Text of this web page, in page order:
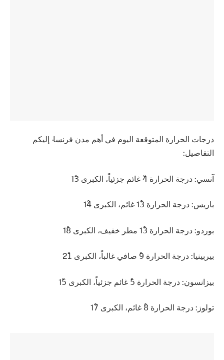
درجات الحرارة المتوقعة اليوم في أهم مدن فرنسا- إليكم
التفاصيل:
آنسي: درجة الحرارة 4ْ غائم جزئياً، الكبرى 13ْ
باريس: درجة الحرارة 13ْ غائم، الكبرى 14ْ
بوردو: درجة الحرارة 13ْ مطر خفيف، الكبرى 18ْ
بيربينيا: درجة الحرارة 9ْ صافي غالباً، الكبرى 21ْ
بيزانسون: درجة الحرارة 5ْ غائم جزئياً، الكبرى 15ْ
تولوز: درجة الحرارة 8ْ غائم، الكبرى 17ْ